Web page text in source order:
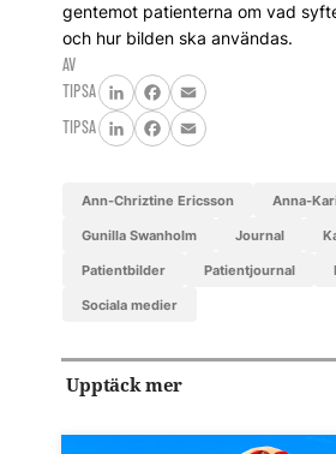
gentemot patienterna om vad
och hur bilden ska användas.
AV
TIPSA
LinkedInFacebook
Email
TIPSA
LinkedInFacebook
Email
Ann-Chriztine Ericsson Anna-
Gunilla Swanholm journal
patientbilder patientjournal
Sociala medier
Upptäck mer